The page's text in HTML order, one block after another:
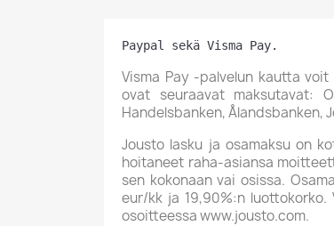
Paypal sekä Visma Pay.
Visma Pay -palvelun kautta
ovat seuraavat maksutavat:
Handelsbanken, Ålandsbanken,
Jousto lasku ja osamaksu on
hoitaneet raha-asiansa
sen kokonaan vai osissa.
eur/kk ja 19,90%:n luottokorko.
osoitteessa www.jousto.com.